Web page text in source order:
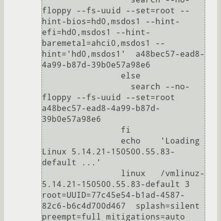
floppy --fs-uuid --set=root --
hint-bios=hd0,msdos1 --hint-
efi=hd0,msdos1 --hint-
baremetal=ahci0,msdos1 --
hint='hd0,msdos1'  a48bec57-ead8-
4a99-b87d-39b0e57a98e6
floppy --fs-uuid --set=root
a48bec57-ead8-4a99-b87d-
39b0e57a98e6
Linux 5.14.21-150500.55.83-
default ...'
5.14.21-150500.55.83-default 3
root=UUID=77c45e54-b1ad-4587-
82c6-b6c4d700d467  splash=silent
preempt=full mitigations=auto